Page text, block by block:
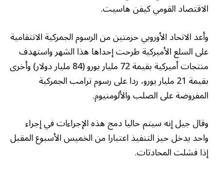
الاقتصاد القومي كيفن هاسيت.
وأعد الاتحاد الأوروبي حزمتين من الرسوم الجمركية الانتقامية
على السلع الأميركية طرحت إحداها هذا الشهر واستهدف
منتجات أميركية بقيمة 72 مليار يورو (84 مليار دولار) وأخرى
بقيمة 21 مليار يورو، ردا على رسوم ترامب الجمركية
المفروضة على الصلب والألومنيوم.
وقال جيل إنه سيتم حاليا دمج هذه الإجراءات في إجراء
واحد يدخل حيز التنفيذ اعتبارا من الخميس الأسبوع المقبل
إذا فشلت المحادثات.